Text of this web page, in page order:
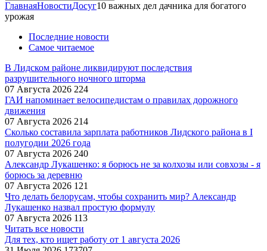
ГлавнаяНовостиДосуг10 важных дел дачника для богатого
урожая
Последние новости
Самое читаемое
В Лидском районе ликвидируют последствия
разрушительного ночного шторма
07 Августа 2026 224
ГАИ напоминает велосипедистам о правилах дорожного
движения
07 Августа 2026 214
Сколько составила зарплата работников Лидского района в I
полугодии 2026 года
07 Августа 2026 240
Александр Лукашенко: я борюсь не за колхозы или совхозы - я
борюсь за деревню
07 Августа 2026 121
Что делать белорусам, чтобы сохранить мир? Александр
Лукашенко назвал простую формулу
07 Августа 2026 113
Читать все новости
Для тех, кто ищет работу от 1 августа 2026